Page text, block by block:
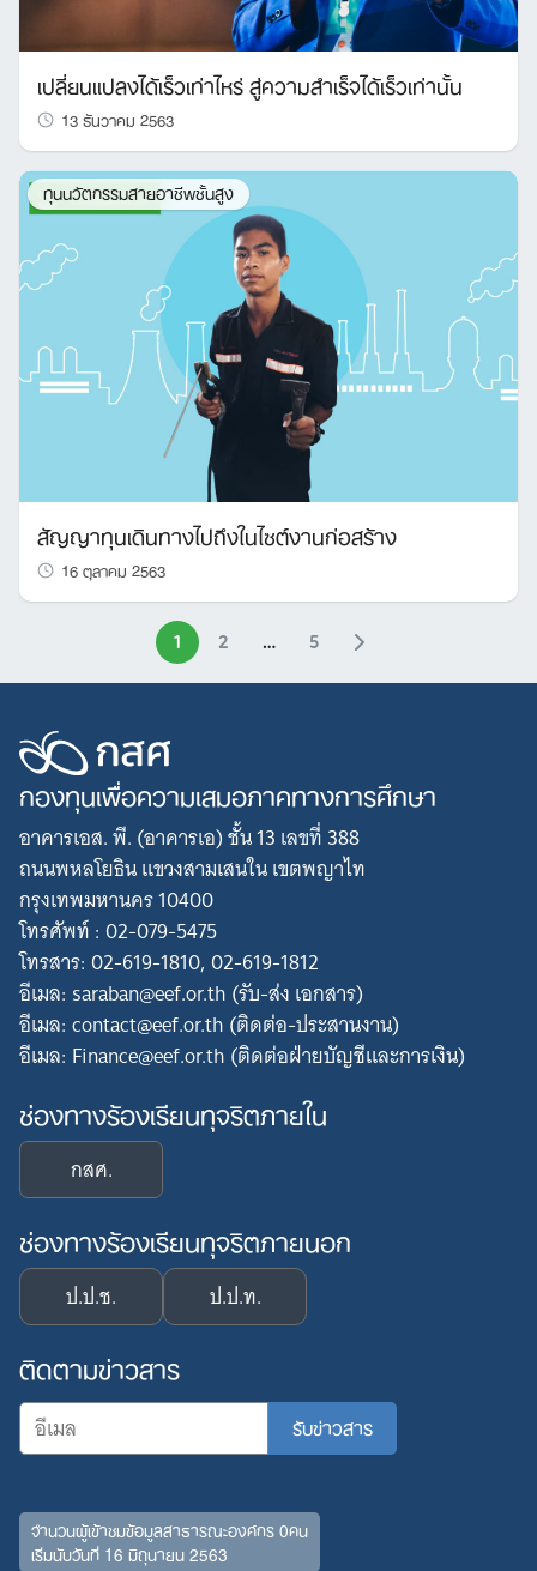
เปลี่ยนแปลงได้เร็วเท่าไหร่ สู่ความสำเร็จได้เร็วเท่านั้น
13 ธันวาคม 2563
ทุนนวัตกรรมสายอาชีพชั้นสูง
สัญญาทุนเดินทางไปถึงในไซต์งานก่อสร้าง
16 ตุลาคม 2563
1 2 … 5
กองทุนเพื่อความเสมอภาคทางการศึกษา
อาคารเอส. พี. (อาคารเอ) ชั้น 13 เลขที่ 388
ถนนพหลโยธิน แขวงสามเสนใน เขตพญาไท
กรุงเทพมหานคร 10400
โทรศัพท์ : 02-079-5475
โทรสาร: 02-619-1810, 02-619-1812
อีเมล: saraban@eef.or.th (รับ-ส่ง เอกสาร)
อีเมล: contact@eef.or.th (ติดต่อ-ประสานงาน)
อีเมล: Finance@eef.or.th (ติดต่อฝ่ายบัญชีและการเงิน)
ช่องทางร้องเรียนทุจริตภายใน
กสศ.
ช่องทางร้องเรียนทุจริตภายนอก
ป.ป.ช. ป.ป.ท.
ติดตามข่าวสาร
จำนวนผู้เข้าชมข้อมูลสาธารณะองค์กร 0คน
เริ่มนับวันที่ 16 มิถุนายน 2563